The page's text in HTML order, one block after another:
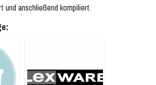
und anschließend kompiliert.